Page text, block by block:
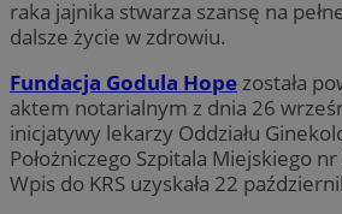
raka jajnika stwarza szansę na
dalsze życie w zdrowiu.
Fundacja Godula Hopezostała
aktem notarialnym z dnia 26
inicjatywy lekarzy Oddziału
Położniczego Szpitala Miejskiego
Wpis do KRS uzyskała 22